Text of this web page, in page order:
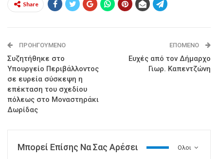
Share
ΠΡΟΗΓΟΎΜΕΝΟ
Συζητήθηκε στο
Υπουργείο Περιβάλλοντος
σε ευρεία σύσκεψη η
επέκταση του σχεδίου
πόλεως στο Μοναστηράκι
Δωρίδας
ΕΠΌΜΕΝΟ
Eυχές από τον Δήμαρχο
Γιωρ. Καπεντζώνη
Ολοι
Μπορεί Επίσης Να Σας Αρέσει